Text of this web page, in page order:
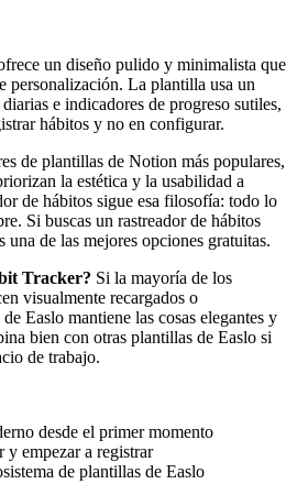
un diseño pulido y minimalista que
personalización. La plantilla usa un
e indicadores de progreso sutiles,
hábitos y no en configurar.
de plantillas de Notion más populares,
la estética y la usabilidad a
de hábitos sigue esa filosofía: todo lo
Si buscas un rastreador de hábitos
una de las mejores opciones gratuitas.
Tracker? Si la mayoría de los
visualmente recargados o
Easlo mantiene las cosas elegantes y
bien con otras plantillas de Easlo si
de trabajo.
desde el primer momento
empezar a registrar
de plantillas de Easlo